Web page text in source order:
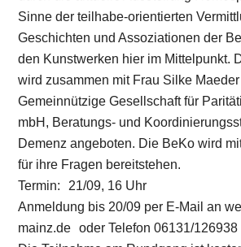
Sinne der teilhabe-orientierten
Geschichten und Assoziationen der
den Kunstwerken hier im Mittelpunkt.
wird zusammen mit Frau Silke
Gemeinnützige Gesellschaft für
mbH, Beratungs- und
Demenz angeboten. Die BeKo wird
für ihre Fragen bereitstehen.
Termin: 21/09, 16 Uhr
Anmeldung bis 20/09 per E-Mail an
mainz.de oder Telefon 06131/126938